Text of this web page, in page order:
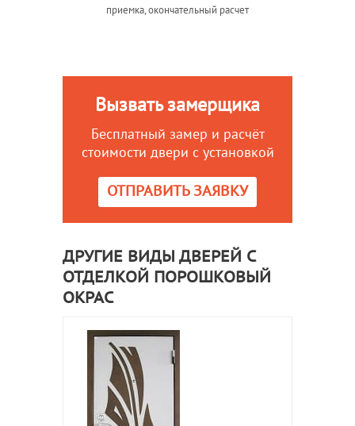
приемка, окончательный расчет
Вызвать замерщика
Бесплатный замер и расчёт
стоимости двери с установкой
ОТПРАВИТЬ ЗАЯВКУ
ДРУГИЕ ВИДЫ ДВЕРЕЙ С
ОТДЕЛКОЙ ПОРОШКОВЫЙ
ОКРАС